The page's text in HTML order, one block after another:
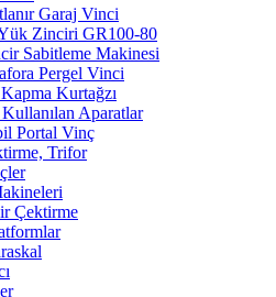
Garaj Vinci
Zinciri GR100-80
Sabitleme Makinesi
Pergel Vinci
Kurtağzı
Aparatlar
Portal Vinç
Trifor
Çektirme